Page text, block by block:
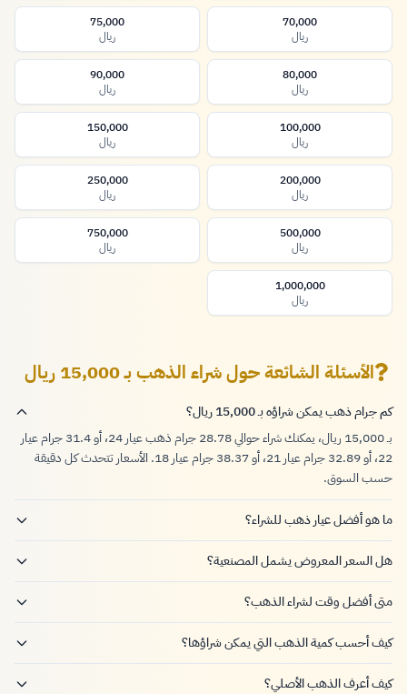
70,000
ريال
75,000
ريال
80,000
ريال
90,000
ريال
100,000
ريال
150,000
ريال
200,000
ريال
250,000
ريال
500,000
ريال
750,000
ريال
1,000,000
ريال
الأسئلة الشائعة حول شراء الذهب بـ 15,000 ريال
كم جرام ذهب يمكن شراؤه بـ 15,000 ريال؟
بـ 15,000 ريال، يمكنك شراء حوالي 28.78 جرام ذهب عيار 24، أو 31.4 جرام عيار
22، أو 32.89 جرام عيار 21، أو 38.37 جرام عيار 18. الأسعار تتحدث كل دقيقة
حسب السوق.
ما هو أفضل عيار ذهب للشراء؟
هل السعر المعروض يشمل المصنعية؟
متى أفضل وقت لشراء الذهب؟
كيف أحسب كمية الذهب التي يمكن شراؤها؟
كيف أعرف الذهب الأصلي؟